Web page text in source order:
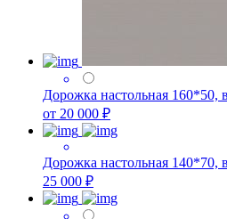
Дорожка настольная 160*50,
от 20 000 ₽
Дорожка настольная 140*70,
25 000 ₽